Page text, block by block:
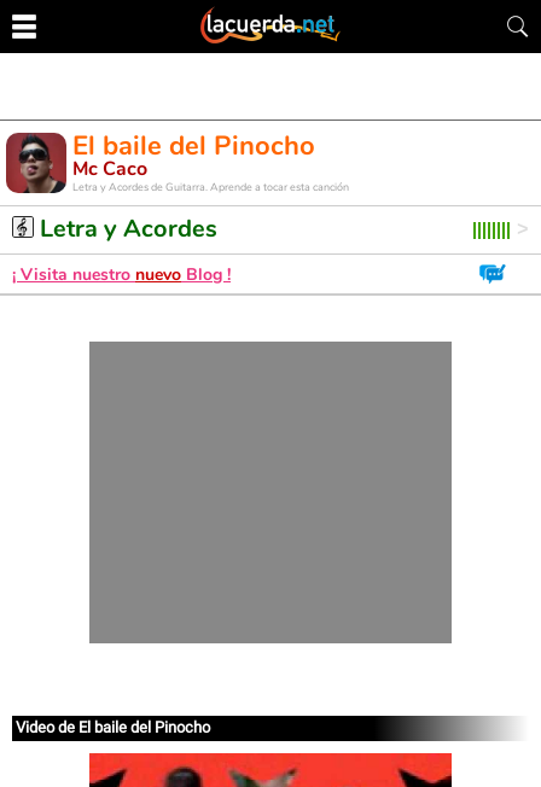
El baile del Pinocho
Mc Caco
Letra y Acordes de Guitarra. Aprende a tocar esta canción
Letra y Acordes
¡ Visita nuestro nuevo Blog !
Video de El baile del Pinocho